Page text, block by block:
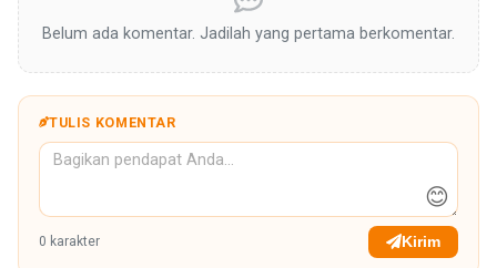
Belum ada komentar. Jadilah yang pertama berkomentar.
TULIS KOMENTAR
😊
0 karakter Kirim